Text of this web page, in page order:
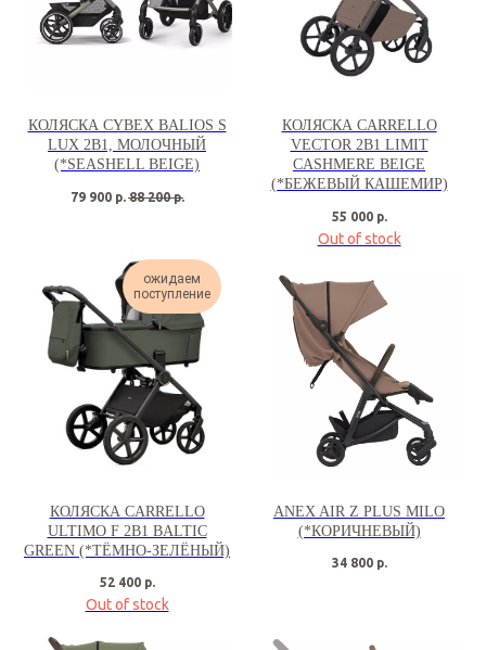
КОЛЯСКА CYBEX BALIOS S
LUX 2В1, МОЛОЧНЫЙ
(*SEASHELL BEIGE)
79 900 р. 88 200 р.
КОЛЯСКА CARRELLO
VECTOR 2В1 LIMIT
CASHMERE BEIGE
(*БЕЖЕВЫЙ КАШЕМИР)
55 000 р.
Out of stock
ожидаем
поступление
КОЛЯСКА CARRELLO
ULTIMO F 2В1 BALTIC
GREEN (*ТЁМНО-ЗЕЛЁНЫЙ)
52 400 р.
Out of stock
ANEX AIR Z PLUS MILO
(*КОРИЧНЕВЫЙ)
34 800 р.